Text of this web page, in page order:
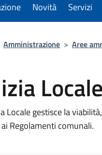
Novità Servizi
Amministrazione > Aree
Locale
Locale gestisce la
Regolamenti comunali.